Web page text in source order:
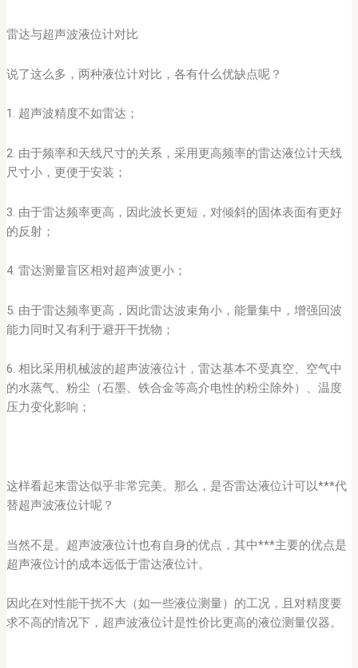
雷达与超声波液位计对比
说了这么多，两种液位计对比，各有什么优缺点呢？
1. 超声波精度不如雷达；
2. 由于频率和天线尺寸的关系，采用更高频率的雷达液位计天线
尺寸小，更便于安装；
3. 由于雷达频率更高，因此波长更短，对倾斜的固体表面有更好
的反射；
4. 雷达测量盲区相对超声波更小；
5. 由于雷达频率更高，因此雷达波束角小，能量集中，增强回波
能力同时又有利于避开干扰物；
6. 相比采用机械波的超声波液位计，雷达基本不受真空、空气中
的水蒸气、粉尘（石墨、铁合金等高介电性的粉尘除外）、温度
压力变化影响；
这样看起来雷达似乎非常完美。那么，是否雷达液位计可以***代
替超声波液位计呢？
当然不是。超声波液位计也有自身的优点，其中***主要的优点是
超声液位计的成本远低于雷达液位计。
因此在对性能干扰不大（如一些液位测量）的工况，且对精度要
求不高的情况下，超声波液位计是性价比更高的液位测量仪器。